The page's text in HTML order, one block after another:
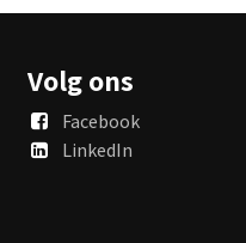
Volg ons
Facebook
LinkedIn